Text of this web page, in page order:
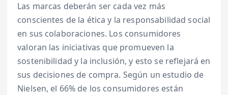
Las marcas deberán ser cada vez más
conscientes de la ética y la responsabilidad social
en sus colaboraciones. Los consumidores
valoran las iniciativas que promueven la
sostenibilidad y la inclusión, y esto se reflejará en
sus decisiones de compra. Según un estudio de
Nielsen, el 66% de los consumidores están